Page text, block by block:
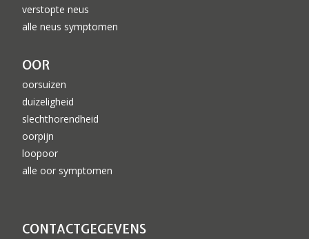
verstopte neus
alle neus symptomen
OOR
oorsuizen
duizeligheid
slechthorendheid
oorpijn
loopoor
alle oor symptomen
CONTACTGEGEVENS